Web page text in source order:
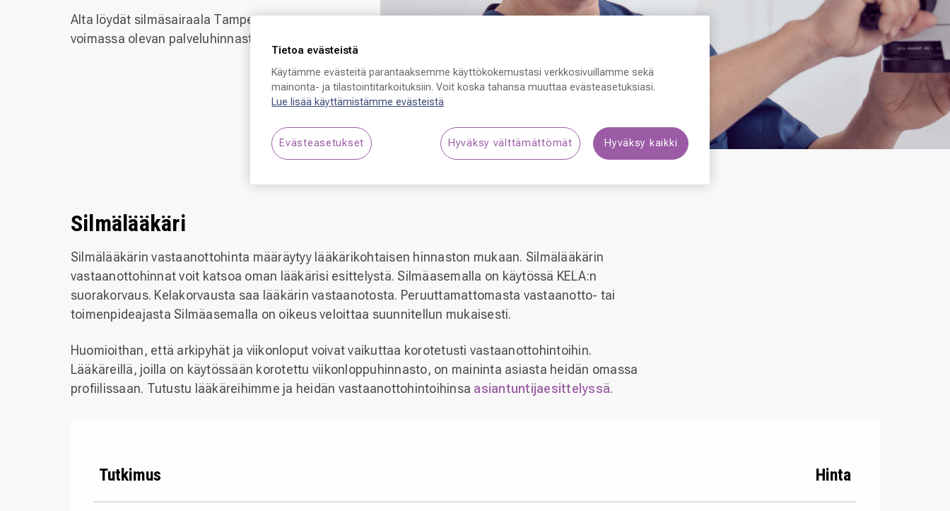
Alta löydät silmäsairaala Tampereen
voimassa olevan palveluhinnaston.
Silmälääkäri
Silmälääkärin vastaanottohinta määräytyy lääkärikohtaisen hinnaston mukaan. Silmälääkärin
vastaanottohinnat voit katsoa oman lääkärisi esittelystä. Silmäasemalla on käytössä KELA:n
suorakorvaus. Kelakorvausta saa lääkärin vastaanotosta. Peruuttamattomasta vastaanotto- tai
toimenpideajasta Silmäasemalla on oikeus veloittaa suunnitellun mukaisesti.
Huomioithan, että arkipyhät ja viikonloput voivat vaikuttaa korotetusti vastaanottohintoihin.
Lääkäreillä, joilla on käytössään korotettu viikonloppuhinnasto, on maininta asiasta heidän omassa
profiilissaan. Tutustu lääkäreihimme ja heidän vastaanottohintoihinsa asiantuntijaesittelyssä.
Tutkimus Hinta
Tietoa evästeistä
Käytämme evästeitä parantaaksemme käyttökokemustasi verkkosivuillamme sekä
mainonta- ja tilastointitarkoituksiin. Voit koska tahansa muuttaa evästeasetuksiasi.
Lue lisää käyttämistämme evästeistä
Evästeasetukset Hyväksy välttämättömät Hyväksy kaikki